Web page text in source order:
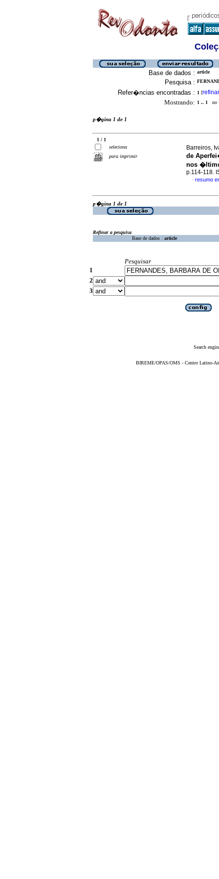
Base de dados : article
Pesquisa :
Refer�ncias encontradas : 1 [refinar
Mostrando: 1 .. 1 no
p�gina 1 de 1
1 / 1
seleciona
para imprimir
Barreiros,
de
nos
p.114-118.
· resumo
p�gina 1 de 1
Refinar a pesquisa
Base de dados : article
Pesquisar
1
2
3
Search
BIREME/OPAS/OMS - Centro Latino-